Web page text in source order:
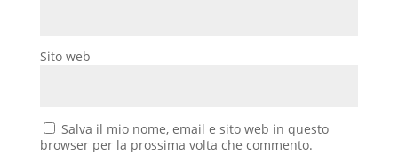
Sito web
Salva il mio nome, email e sito web in questo
browser per la prossima volta che commento.